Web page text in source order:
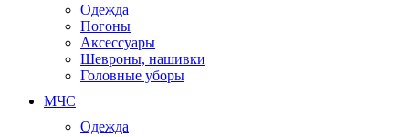
Одежда
Погоны
Аксессуары
Шевроны, нашивки
Головные уборы
МЧС
Одежда